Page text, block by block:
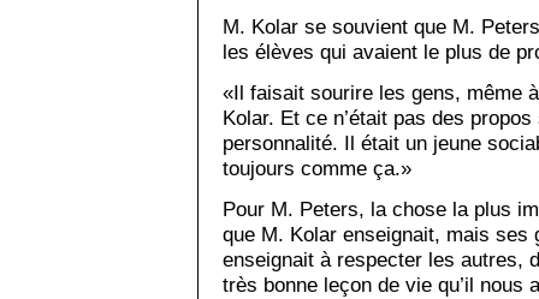
M. Kolar se souvient que M.
les élèves qui avaient le plus de
«Il faisait sourire les gens, même
Kolar. Et ce n’était pas des
personnalité. Il était un jeune
toujours comme ça.»
Pour M. Peters, la chose la plus
que M. Kolar enseignait, mais
enseignait à respecter les autres,
très bonne leçon de vie qu’il nous